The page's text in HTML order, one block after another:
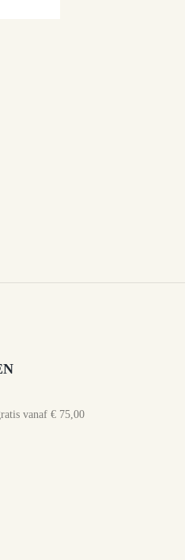
vanaf € 75,00